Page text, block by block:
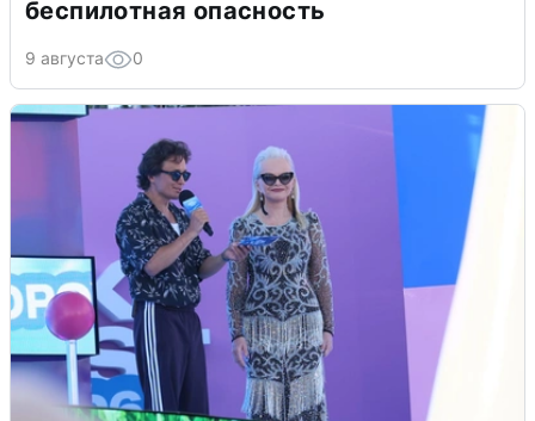
беспилотная опасность
9 августа 0